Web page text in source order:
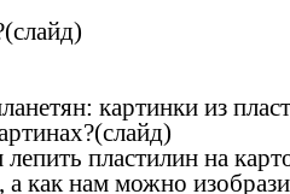
картинки из
пластилин на
как нам можно